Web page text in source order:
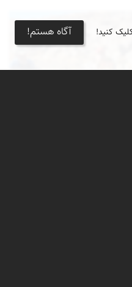
فرد کنید! آگاه هستم!